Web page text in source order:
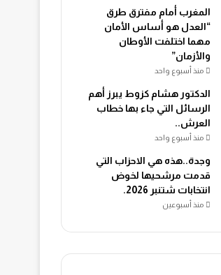
المغرب أمام مفترق طرق
“العدل هو أساس الأمان
مهما اختلفت الأوطان
والأزمان”
منذ أسبوع واحد
الدكتور هشام كزوط يبرز أهم
الرسائل التي جاء بها خطاب
العرش..
منذ أسبوع واحد
وجدة..هذه هي الاحزاب التي
قدمت مرشحيها لخوض
انتخابات شتنبر 2026.
منذ أسبوعين